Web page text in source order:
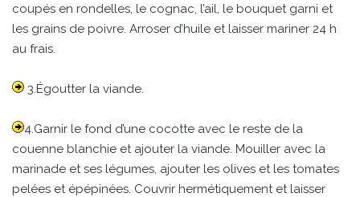
coupés en rondelles, le cognac, l’ail, le bouquet garni et
les grains de poivre. Arroser d’huile et laisser mariner 24 h
au frais.
3.Égoutter la viande.
4.Garnir le fond d’une cocotte avec le reste de la
couenne blanchie et ajouter la viande. Mouiller avec la
marinade et ses légumes, ajouter les olives et les tomates
pelées et épépinées. Couvrir hermétiquement et laisser